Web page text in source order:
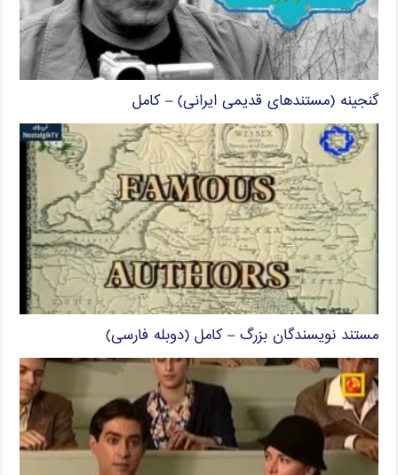
گنجینه (مستندهای قدیمی ایرانی) – کامل
مستند نویسندگان بزرگ – کامل (دوبله فارسی)